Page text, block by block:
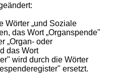
Wörter „und Soziale
das Wort „Organspende"
„Organ- oder
das Wort
wird durch die Wörter
ersetzt.